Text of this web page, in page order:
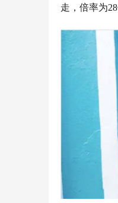
走，倍率为28